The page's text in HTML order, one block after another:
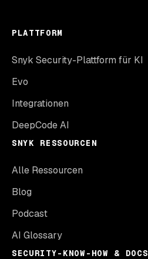
PLATTFORM
Snyk Security-Plattform für KI
Evo
Integrationen
DeepCode AI
SNYK RESSOURCEN
Alle Ressourcen
Blog
Podcast
AI Glossary
SECURITY-KNOW-HOW & DOCS